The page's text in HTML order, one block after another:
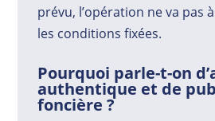
prévu, l’opération ne va pas
les conditions fixées.
Pourquoi parle-t-on
authentique et de
foncière ?